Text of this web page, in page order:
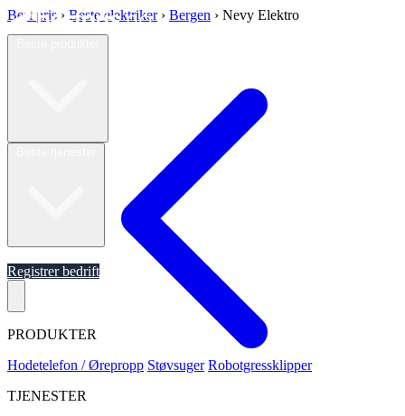
Registrer bedrift
PRODUKTER
Hodetelefon / Ørepropp Støvsuger Robotgressklipper
TJENESTER
Best pris › Beste elektriker › Bergen › Nevy Elektro